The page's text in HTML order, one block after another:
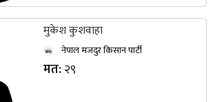
मुकेश कुशवाहा
नेपाल मजदुर किसान पार्टी
मत:२९